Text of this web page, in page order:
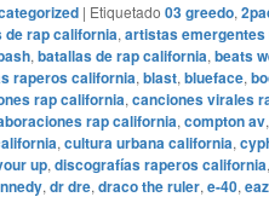
| Etiquetado 03 greedo,
de rap california, artistas
, batallas de rap california, beats
raperos california, blast, blueface,
rap california, canciones virales
rap california, compton av,
, cultura urbana california,
up, discografías raperos california,
, dr dre, draco the ruler, e-40,